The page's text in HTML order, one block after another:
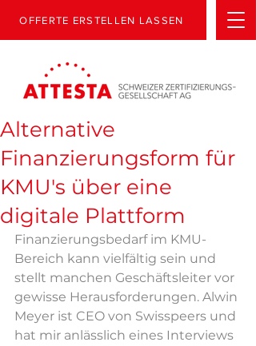
OFFERTE ERSTELLEN LASSEN
Alternative
Finanzierungsform für
KMU's über eine
digitale Plattform
Finanzierungsbedarf im KMU-
Bereich kann vielfältig sein und
stellt manchen Geschäftsleiter vor
gewisse Herausforderungen. Alwin
Meyer ist CEO von Swisspeers und
hat mir anlässlich eines Interviews